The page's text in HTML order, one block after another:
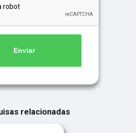
Enviar
relacionadas